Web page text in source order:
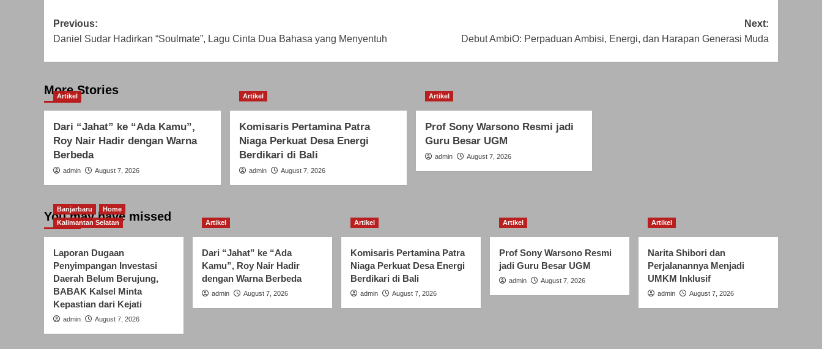
Post
navigation
Previous:
Daniel Sudar Hadirkan “Soulmate”, Lagu Cinta Dua Bahasa yang Menyentuh
Next:
Debut AmbiO: Perpaduan Ambisi, Energi, dan Harapan Generasi Muda
More Stories
Artikel
Dari “Jahat” ke “Ada Kamu”,
Roy Nair Hadir dengan Warna
Berbeda
admin August 7, 2026
Artikel
Komisaris Pertamina Patra
Niaga Perkuat Desa Energi
Berdikari di Bali
admin August 7, 2026
Artikel
Prof Sony Warsono Resmi jadi
Guru Besar UGM
admin August 7, 2026
You may have missed
Banjarbaru
Home
Kalimantan Selatan
Laporan Dugaan
Penyimpangan Investasi
Daerah Belum Berujung,
BABAK Kalsel Minta
Kepastian dari Kejati
admin August 7, 2026
Artikel
Dari “Jahat” ke “Ada
Kamu”, Roy Nair Hadir
dengan Warna Berbeda
admin August 7, 2026
Artikel
Komisaris Pertamina Patra
Niaga Perkuat Desa Energi
Berdikari di Bali
admin August 7, 2026
Artikel
Prof Sony Warsono Resmi
jadi Guru Besar UGM
admin August 7, 2026
Artikel
Narita Shibori dan
Perjalanannya Menjadi
UMKM Inklusif
admin August 7, 2026